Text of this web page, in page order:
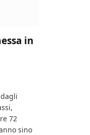
in
72
sino